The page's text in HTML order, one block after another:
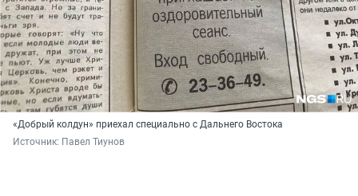
«Добрый колдун» приехал специально с Дальнего Востока
Источник: Павел Тиунов